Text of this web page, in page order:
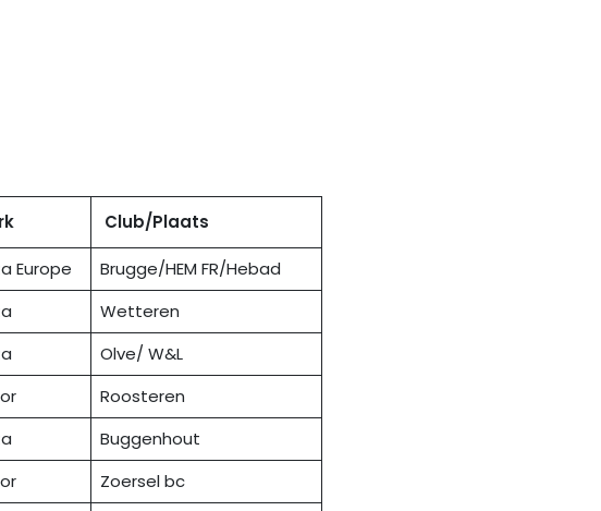
Club/Plaats
Europe
Brugge/HEM FR/Hebad
Wetteren
Olve/ W&L
Roosteren
Buggenhout
Zoersel bc